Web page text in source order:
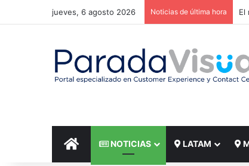
jueves, 6 agosto 2026 Noticias de última hora El
INICIO NOTICIAS LATAM